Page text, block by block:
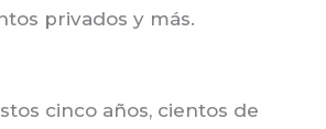
privados y más.
cinco años, cientos de